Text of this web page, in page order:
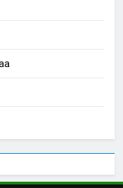
техник,
ТҮНШЛЭЛ